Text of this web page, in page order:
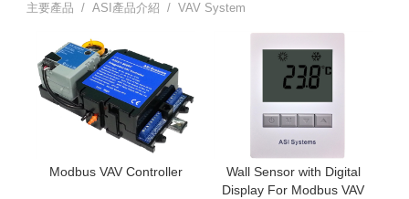
主要產品 /ASI產品介紹 / VAV System
Modbus VAV Controller
Wall Sensor with Digital
Display For Modbus VAV